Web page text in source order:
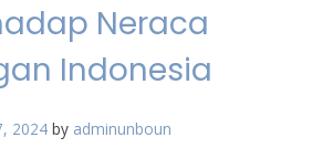
Neraca
Indonesia
2024 by adminunboun